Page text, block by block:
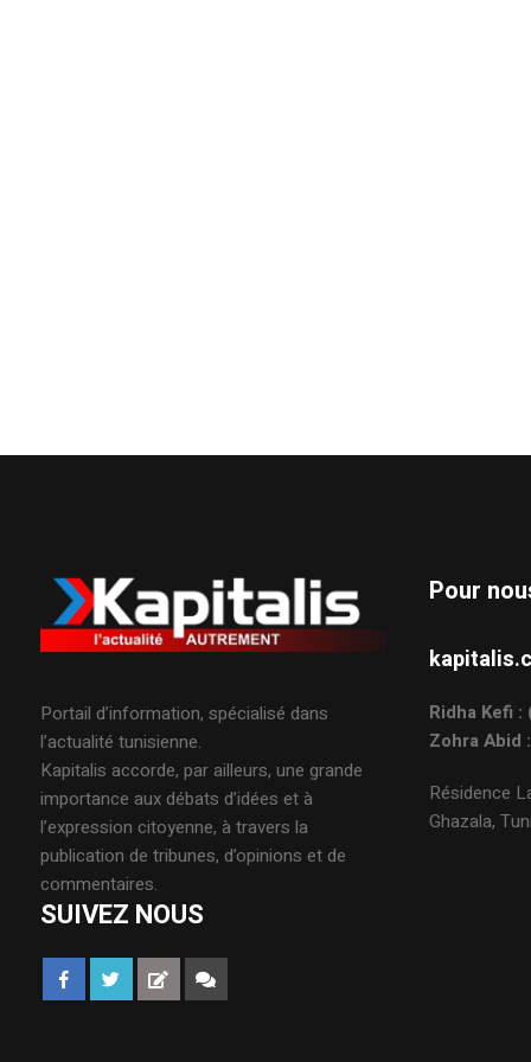
Portail d’information, spécialisé dans
l’actualité tunisienne.
Kapitalis accorde, par ailleurs, une grande
importance aux débats d’idées et à
l’expression citoyenne, à travers la
publication de tribunes, d’opinions et de
commentaires.
SUIVEZ NOUS
Pour
Ridha Kefi
Zohra Abid
Résidence
Ghazala,